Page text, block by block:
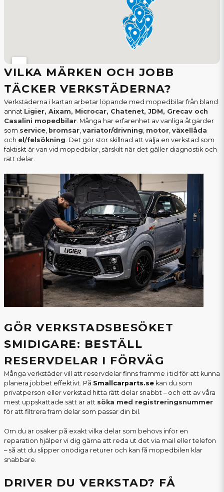
VILKA MÄRKEN OCH JOBB
TÄCKER VERKSTÄDERNA?
Verkstäderna i kartan arbetar löpande med mopedbilar från bland
annat Ligier, Aixam, Microcar, Chatenet, JDM, Grecav och
Casalini mopedbilar. Många har erfarenhet av vanliga åtgärder
som service, bromsar, variator/drivning, motor, växellåda
och el/felsökning. Det gör stor skillnad att välja en verkstad som
faktiskt är van vid mopedbilar, särskilt när det gäller diagnostik och
rätt delar.
GÖR VERKSTADSBESÖKET
SMIDIGARE: BESTÄLL
RESERVDELAR I FÖRVÄG
Många verkstäder vill att reservdelar finns framme i tid för att kunna
planera jobbet effektivt. På Smallcarparts.se kan du som
privatperson eller verkstad hitta rätt delar snabbt – och ett av våra
mest uppskattade sätt är att söka med registreringsnummer
för att filtrera fram delar som passar din bil.
Om du är osäker på exakt vilka delar som behövs inför en
reparation hjälper vi dig gärna att reda ut det via mail eller telefon
– så att du slipper onödiga returer och kan få mopedbilen klar
snabbare.
DRIVER DU VERKSTAD? FÅ